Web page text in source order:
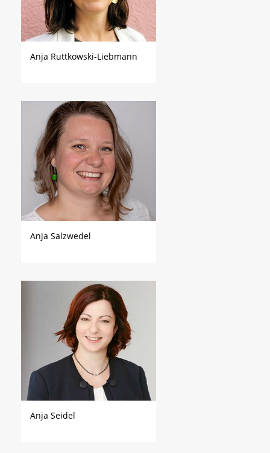
Anja Ruttkowski-Liebmann
Anja Salzwedel
Anja Seidel